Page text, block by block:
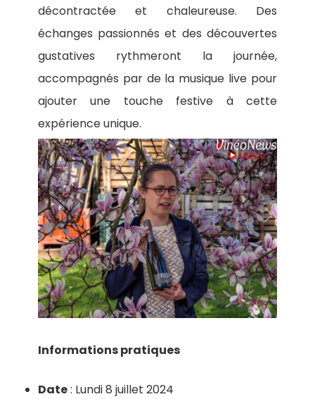
décontractée et chaleureuse. Des
échanges passionnés et des découvertes
gustatives rythmeront la journée,
accompagnés par de la musique live pour
ajouter une touche festive à cette
expérience unique.
Informations pratiques
Date: Lundi 8 juillet 2024